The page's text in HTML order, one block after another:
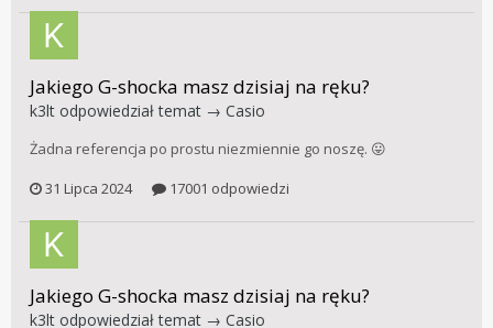
Jakiego G-shocka masz dzisiaj na ręku?
k3lt odpowiedział temat → Casio
Żadna referencja po prostu niezmiennie go noszę. 😛
31 Lipca 2024
17001 odpowiedzi
Jakiego G-shocka masz dzisiaj na ręku?
k3lt odpowiedział temat → Casio